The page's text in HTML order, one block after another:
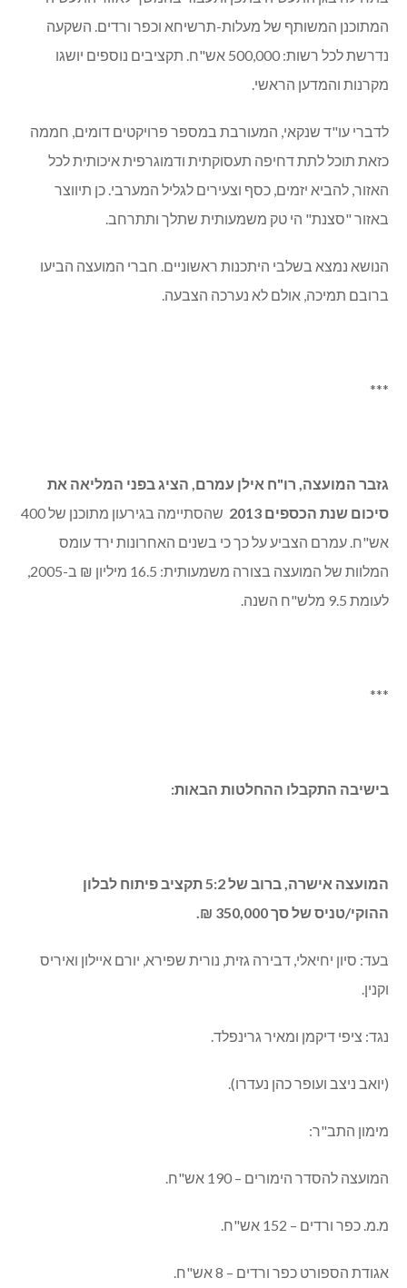
המתוכנן המשותף של מעלות-תרשיחא וכפר ורדים. השקעה
נדרשת לכל רשות: 500,000 אש"ח. תקציבים נוספים יושגו
מקרנות והמדען הראשי.
לדברי עו"ד שנקאי, המעורבת במספר פרויקטים דומים, חממה
כזאת תוכל לתת דחיפה תעסוקתית ודמוגרפית איכותית לכל
האזור, להביא יזמים, כסף וצעירים לגליל המערבי. כן תיווצר
באזור "סצנת" הי טק משמעותית שתלך ותתרחב.
הנושא נמצא בשלבי היתכנות ראשוניים. חברי המועצה הביעו
ברובם תמיכה, אולם לא נערכה הצבעה.
***
גזבר המועצה, רו"ח אילן עמרם, הציג בפני המליאה את
סיכום שנת הכספים 2013
שהסתיימה בגירעון מתוכנן של 400
אש"ח. עמרם הצביע על כך כי בשנים האחרונות ירד עומס
לעומת 9.5 מלש"ח השנה.
***
בישיבה התקבלו ההחלטות הבאות:
המועצה אישרה, ברוב של 5:2 תקציב פיתוח לבלון
ההוקי/טניס של סך 350,000 ₪.
בעד: סיון יחיאלי, דבירה גזית, נורית שפירא, יורם איילון ואיריס
וקנין.
נגד: ציפי דיקמן ומאיר גרינפלד.
(יואב ניצב ועופר כהן נעדרו).
מימון התב"ר:
המועצה להסדר הימורים – 190 אש"ח.
מ.מ. כפר ורדים – 152 אש"ח.
אגודת הספורט כפר ורדים – 8 אש"ח.